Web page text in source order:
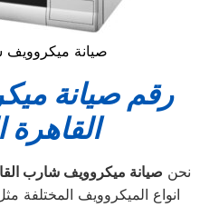
صيانة ميكروويف
رقم صيانة
القاهرة
نحن صيانة ميكروويف شارب
انواع الميكروويف المختلفة